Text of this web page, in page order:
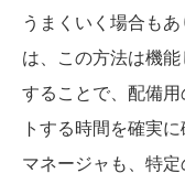
うまくいく場合も
は、この方法は機
することで、配備
トする時間を確実
マネージャも、特